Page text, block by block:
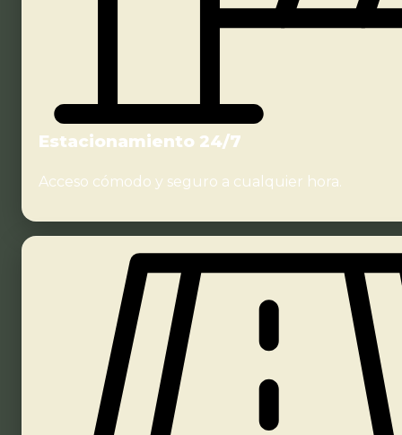
Estacionamiento 24/7
Acceso cómodo y seguro a cualquier hora.